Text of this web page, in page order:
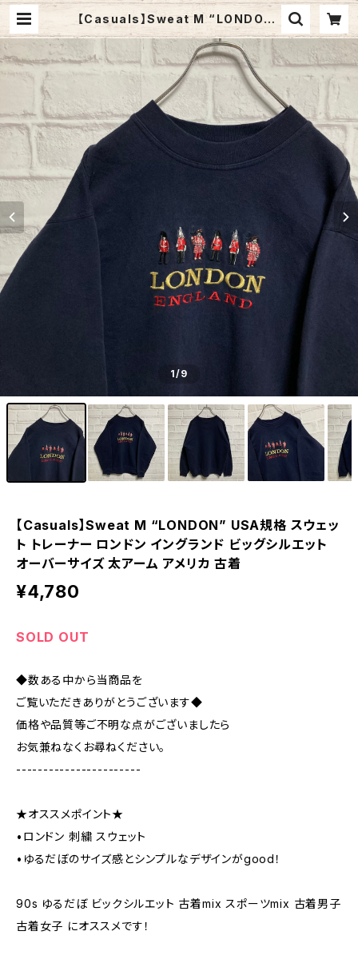
【Casuals】Sweat M “LONDON”
USA規格 スウェット トレーナー ロン
ドン イングランド ビッグシルエット オ
ーバーサイズ 太アーム アメリカ 古着
| Fuzzy Fuzzy
1/9
【Casuals】Sweat M “LONDON” USA規格 スウェッ
ト トレーナー ロンドン イングランド ビッグシルエット
オーバーサイズ 太アーム アメリカ 古着
¥4,780
SOLD OUT
◆数ある中から当商品を
ご覧いただきありがとうございます◆
価格や品質等ご不明な点がございましたら
お気兼ねなくお尋ねください。
-----------------------
★オススメポイント★
•ロンドン 刺繍 スウェット
•ゆるだぼのサイズ感とシンプルなデザインがgood！
90s ゆるだぼ ビックシルエット 古着mix スポーツmix 古着男子
古着女子 にオススメです！